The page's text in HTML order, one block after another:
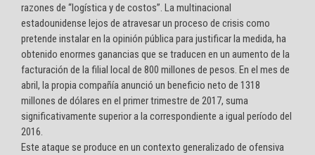
razones de “logística y de costos”. La multinacional
estadounidense lejos de atravesar un proceso de crisis como
pretende instalar en la opinión pública para justificar la medida, ha
obtenido enormes ganancias que se traducen en un aumento de la
facturación de la filial local de 800 millones de pesos. En el mes de
abril, la propia compañía anunció un beneficio neto de 1318
millones de dólares en el primer trimestre de 2017, suma
significativamente superior a la correspondiente a igual período del
2016.
Este ataque se produce en un contexto generalizado de ofensiva